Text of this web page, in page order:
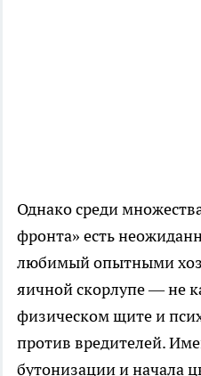
Однако среди
фронта» есть
любимый опытными
яичной скорлупе — не
физическом щите и
против вредителей.
бутонизации и начала